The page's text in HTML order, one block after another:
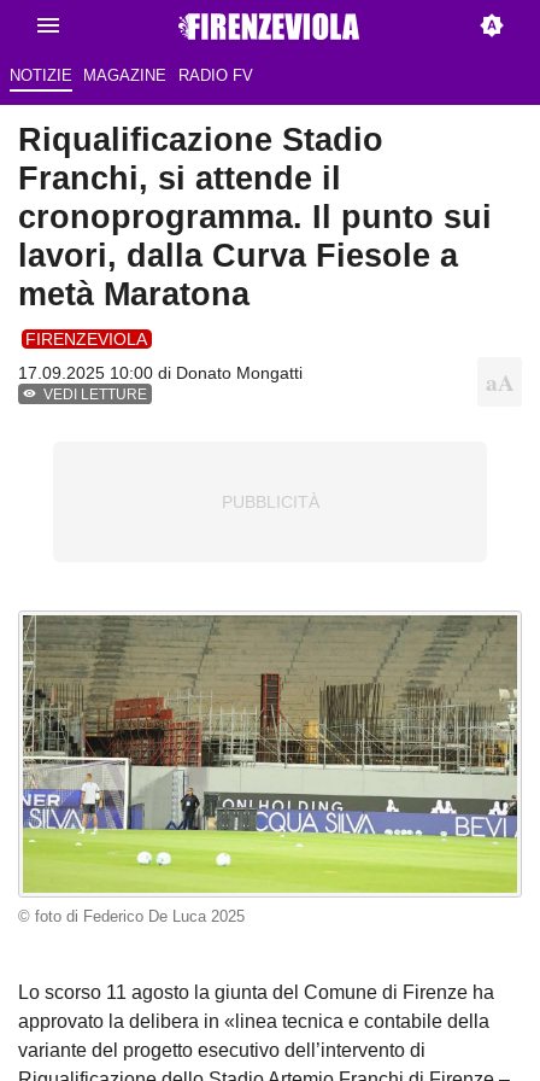
NOTIZIE MAGAZINE RADIO FV
Riqualificazione Stadio
Franchi, si attende il
cronoprogramma. Il punto sui
lavori, dalla Curva Fiesole a
metà Maratona
FIRENZEVIOLA
17.09.2025 10:00 di Donato Mongatti
VEDI LETTURE
© foto di Federico De Luca 2025
Lo scorso 11 agosto la giunta del Comune di Firenze ha
approvato la delibera in «linea tecnica e contabile della
variante del progetto esecutivo dell’intervento di